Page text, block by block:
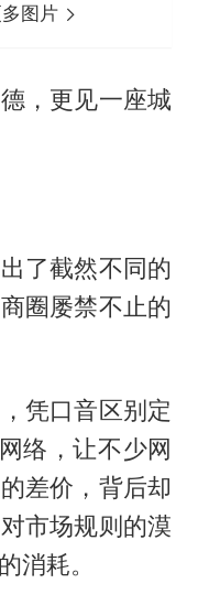
图片
，更见一座城
了截然不同的
圈屡禁不止的
凭口音区别定
络，让不少网
差价，背后却
市场规则的漠
消耗。